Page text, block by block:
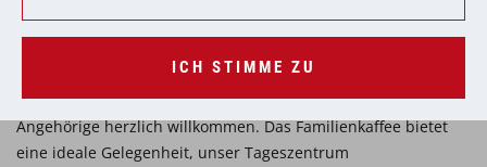
Gespräche, Fragen und persönliche Begegnungen.
Gleichzeitig heißen wir neue interessierte Gäste und
Angehörige herzlich willkommen. Das Familienkaffee bietet
eine ideale Gelegenheit, unser Tageszentrum
ICH STIMME ZU